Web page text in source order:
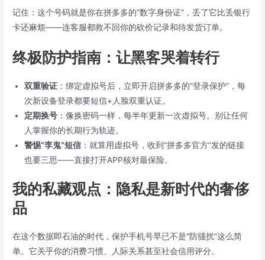
记住：这个号码就是你在拼多多的“数字身份证”，丢了它比丢银行
卡还麻烦——连客服都救不回你的砍价记录和待发货订单。
终极防护指南：让黑客哭着转行
双重验证 ：绑定虚拟号后，立即开启拼多多的“登录保护”，每
次新设备登录都要短信+人脸双重认证。
定期换号 ：像换密码一样，每半年更新一次虚拟号。别让任何
人掌握你的长期行为轨迹。
警惕“李鬼”短信 ：就算用虚拟号，收到“拼多多官方”发的链接
也要三思——直接打开APP核对最保险。
我的私藏观点：隐私是新时代的奢侈
品
在这个数据即石油的时代，保护手机号早已不是“防骚扰”这么简
单。它关乎你的消费习惯、人际关系甚至社会信用评分。